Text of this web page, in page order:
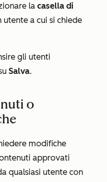
la casella di
utente a cui si chiede
gli utenti
Salva.
o
modifiche
approvati
qualsiasi utente con